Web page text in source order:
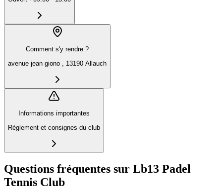
Comment s'y rendre ?
avenue jean giono , 13190 Allauch
Informations importantes
Règlement et consignes du club
Questions fréquentes sur Lb13 Padel
Tennis Club